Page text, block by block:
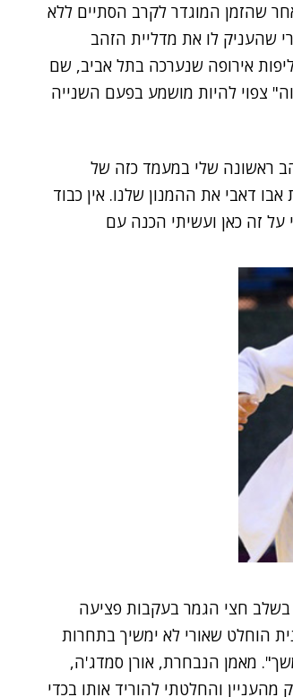
שהזמן המוגדר לקרב הסתיים ללא
שהעניק לו את מדליית הזהב
אירופה שנערכה בתל אביב, שם
צפוי להיות מושמע בפעם השנייה
ראשונה שלי במעמד כזה של
דאבי את ההמנון שלנו. אין כבוד
על זה כאן ועשיתי הכנה עם
בשלב חצי הגמר בעקבות פציעה
הוחלט שאורי לא ימשיך בתחרות
מאמן הנבחרת, אורן סמדג'ה,
והחלטתי להוריד אותו בכדי